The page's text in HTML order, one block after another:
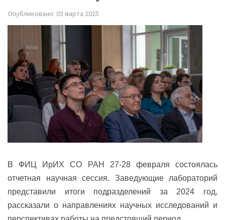
Опубликовано: 03 марта 2025
В ФИЦ ИрИХ СО РАН 27-28 февраля состоялась
отчетная научная сессия. Заведующие лабораторий
представили итоги подразделений за 2024 год,
рассказали о направлениях научных исследований и